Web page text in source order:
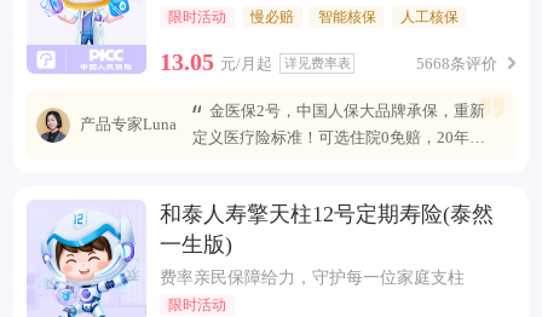
限时活动 慢必赔 智能核保 人工核保
13.05 元/月起 详见费率表 5668条评价
产品专家Luna
金医保2号，中国人保大品牌承保，重新
定义医疗险标准！可选住院0免赔，20年安
和泰人寿擎天柱12号定期寿险(泰然
一生版)
费率亲民保障给力，守护每一位家庭支柱
限时活动